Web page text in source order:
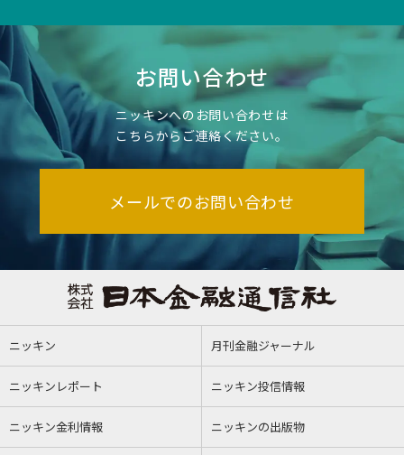
お問い合わせ
ニッキンへのお問い合わせは
こちらからご連絡ください。
メールでのお問い合わせ
ニッキン 月刊金融ジャーナル
ニッキンレポート ニッキン投信情報
ニッキン金利情報 ニッキンの出版物